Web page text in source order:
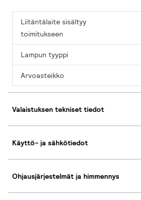
Liitäntälaite sisältyy
toimitukseen
Lampun tyyppi
Arvoasteikko
Valaistuksen tekniset tiedot
Käyttö- ja sähkötiedot
Ohjausjärjestelmät ja himmennys